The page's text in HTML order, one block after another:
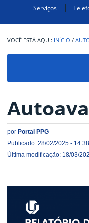
Serviços
INÍCIO /
por Portal PPG
Publicado: 28/02/2025 - 14:38
Última modificação: 18/03/